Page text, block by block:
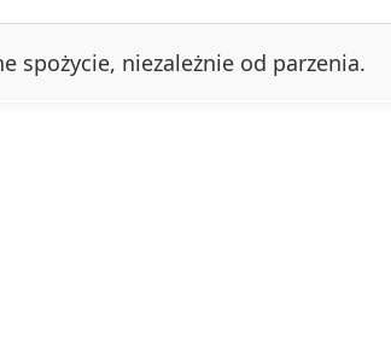
spożycie, niezależnie od parzenia.